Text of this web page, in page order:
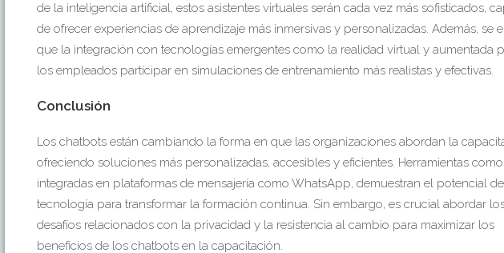
de la inteligencia artificial, estos asistentes virtuales serán cada vez más sofisticados,
de ofrecer experiencias de aprendizaje más inmersivas y personalizadas. Además, se
que la integración con tecnologías emergentes como la realidad virtual y aumentada
los empleados participar en simulaciones de entrenamiento más realistas y efectivas.
Conclusión
Los chatbots están cambiando la forma en que las organizaciones abordan la
ofreciendo soluciones más personalizadas, accesibles y eficientes. Herramientas como
integradas en plataformas de mensajería como WhatsApp, demuestran el potencial
tecnología para transformar la formación continua. Sin embargo, es crucial abordar
desafíos relacionados con la privacidad y la resistencia al cambio para maximizar los
beneficios de los chatbots en la capacitación.